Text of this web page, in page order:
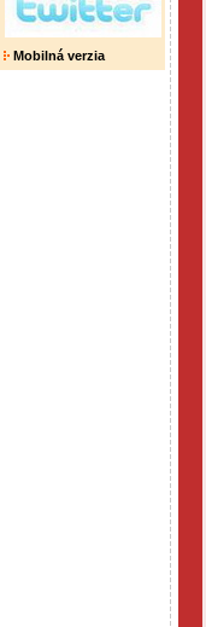
Mobilná verzia